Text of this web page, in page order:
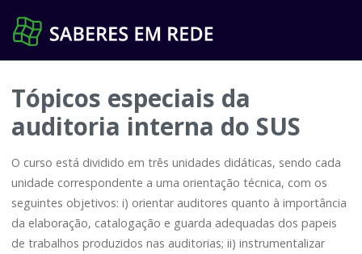
para
Tópicos especiais da
auditoria interna do SUS
O curso está dividido em três unidades didáticas, sendo cada
unidade correspondente a uma orientação técnica, com os
seguintes objetivos: i) orientar auditores quanto à importância
da elaboração, catalogação e guarda adequadas dos papeis
de trabalhos produzidos nas auditorias; ii) instrumentalizar